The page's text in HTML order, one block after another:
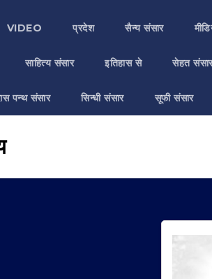
VIDEO प्रदेश सैन्य संसार
साहित्य संसार इतिहास से सेहत
पन्थ संसार सिन्धी संसार सूफी संसार